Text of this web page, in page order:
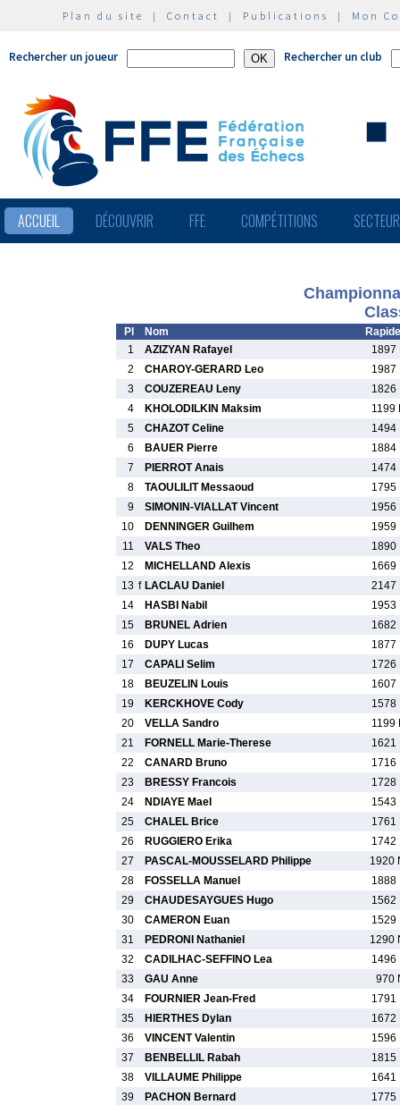
Plan du site | Contact | Publications | Mon
Rechercher un joueur Rechercher un club
ACCUEIL DÉCOUVRIR FFE COMPÉTITIONS
Pl Nom
Rapide
1
AZIZYAN Rafayel
1897
2
CHAROY-GERARD Leo
1987
3
COUZEREAU Leny
1826
4
KHOLODILKIN Maksim
1199
5
CHAZOT Celine
1494
6
BAUER Pierre
1884
7
PIERROT Anais
1474
8
TAOULILIT Messaoud
1795
9
SIMONIN-VIALLAT Vincent
1956
10
DENNINGER Guilhem
1959
11
VALS Theo
1890
12
MICHELLAND Alexis
1669
13 f LACLAU Daniel
2147
14
HASBI Nabil
1953
15
BRUNEL Adrien
1682
16
DUPY Lucas
1877
17
CAPALI Selim
1726
18
BEUZELIN Louis
1607
19
KERCKHOVE Cody
1578
20
VELLA Sandro
1199
21
FORNELL Marie-Therese
1621
22
CANARD Bruno
1716
23
BRESSY Francois
1728
24
NDIAYE Mael
1543
25
CHALEL Brice
1761
26
RUGGIERO Erika
1742
27
PASCAL-MOUSSELARD Philippe
1920
28
FOSSELLA Manuel
1888
29
CHAUDESAYGUES Hugo
1562
30
CAMERON Euan
1529
31
PEDRONI Nathaniel
1290
32
CADILHAC-SEFFINO Lea
1496
33
GAU Anne
970
34
FOURNIER Jean-Fred
1791
35
HIERTHES Dylan
1672
36
VINCENT Valentin
1596
37
BENBELLIL Rabah
1815
38
VILLAUME Philippe
1641
39
PACHON Bernard
1775